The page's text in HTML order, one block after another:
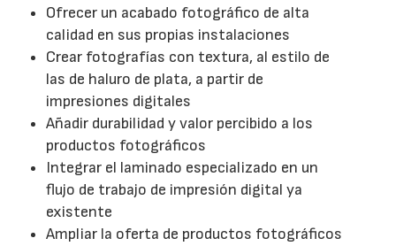
Ofrecer un acabado fotográfico de alta
calidad en sus propias instalaciones
Crear fotografías con textura, al estilo de
las de haluro de plata, a partir de
impresiones digitales
Añadir durabilidad y valor percibido a los
productos fotográficos
Integrar el laminado especializado en un
flujo de trabajo de impresión digital ya
existente
Ampliar la oferta de productos fotográficos